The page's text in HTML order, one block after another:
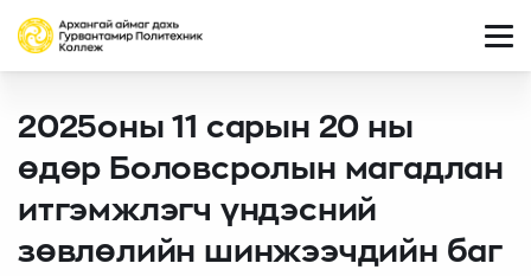
2025оны 11 сарын 20 ны
өдөр Боловсролын магадлан
итгэмжлэгч үндэсний
зөвлөлийн шинжээчдийн баг